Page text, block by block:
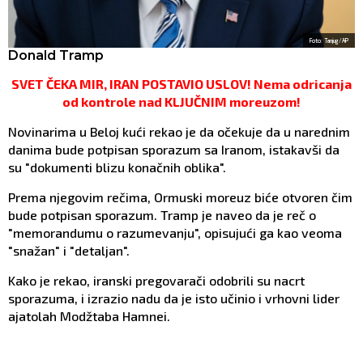
Foto: Tanjug/AP
Donald Tramp
SVET ČEKA MIR, IRAN POSTAVIO USLOV! Nema odricanja
od kontrole nad KLJUČNIM moreuzom!
Novinarima u Beloj kući rekao je da očekuje da u narednim
danima bude potpisan sporazum sa Iranom, istakavši da
su "dokumenti blizu konačnih oblika".
Prema njegovim rečima, Ormuski moreuz biće otvoren čim
bude potpisan sporazum. Tramp je naveo da je reč o
"memorandumu o razumevanju", opisujući ga kao veoma
"snažan" i "detaljan".
Kako je rekao, iranski pregovarači odobrili su nacrt
sporazuma, i izrazio nadu da je isto učinio i vrhovni lider
ajatolah Modžtaba Hamnei.